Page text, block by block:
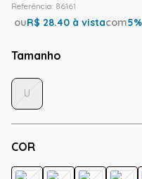
Referência: 86161
ouR$ 28.40 à vistacom5
Tamanho
COR
U